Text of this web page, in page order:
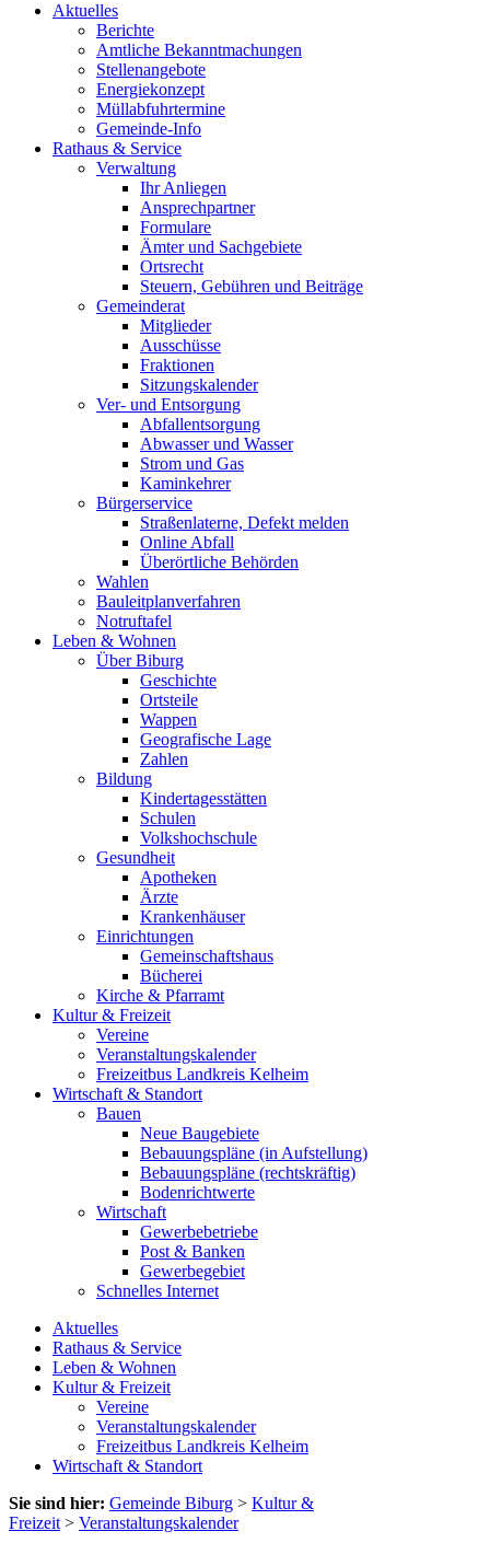
Aktuelles
Berichte
Amtliche Bekanntmachungen
Stellenangebote
Energiekonzept
Müllabfuhrtermine
Gemeinde-Info
Rathaus & Service
Verwaltung
Ihr Anliegen
Ansprechpartner
Formulare
Ämter und Sachgebiete
Ortsrecht
Steuern, Gebühren und Beiträge
Gemeinderat
Mitglieder
Ausschüsse
Fraktionen
Sitzungskalender
Ver- und Entsorgung
Abfallentsorgung
Abwasser und Wasser
Strom und Gas
Kaminkehrer
Bürgerservice
Straßenlaterne, Defekt melden
Online Abfall
Überörtliche Behörden
Wahlen
Bauleitplanverfahren
Notruftafel
Leben & Wohnen
Über Biburg
Geschichte
Ortsteile
Wappen
Geografische Lage
Zahlen
Bildung
Kindertagesstätten
Schulen
Volkshochschule
Gesundheit
Apotheken
Ärzte
Krankenhäuser
Einrichtungen
Gemeinschaftshaus
Bücherei
Kirche & Pfarramt
Kultur & Freizeit
Vereine
Veranstaltungskalender
Freizeitbus Landkreis Kelheim
Wirtschaft & Standort
Bauen
Neue Baugebiete
Bebauungspläne (in Aufstellung)
Bebauungspläne (rechtskräftig)
Bodenrichtwerte
Wirtschaft
Gewerbebetriebe
Post & Banken
Gewerbegebiet
Schnelles Internet
Aktuelles
Rathaus & Service
Leben & Wohnen
Kultur & Freizeit
Vereine
Veranstaltungskalender
Freizeitbus Landkreis Kelheim
Wirtschaft & Standort
Sie sind hier: Gemeinde Biburg > Kultur &
Freizeit > Veranstaltungskalender